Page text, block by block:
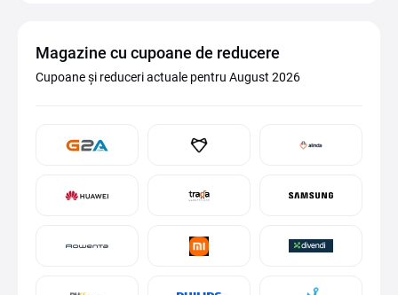
Magazine cu cupoane de reducere
Cupoane și reduceri actuale pentru August 2026